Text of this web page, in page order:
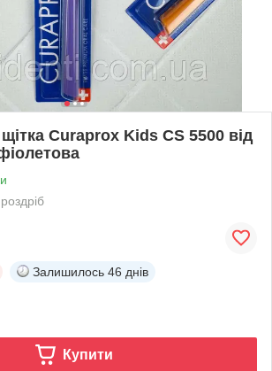
Curaprox Kids CS 5500 від
Залишилось 46 днів
Купити